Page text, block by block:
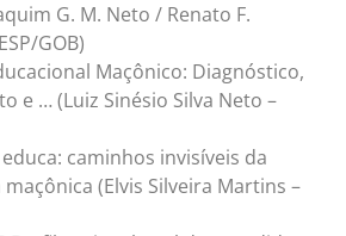
G. M. Neto / Renato F.
GOB)
Maçônico: Diagnóstico,
e … (Luiz Sinésio Silva Neto –
caminhos invisíveis da
(Elvis Silveira Martins –